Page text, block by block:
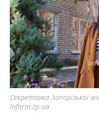
Секретарка Запорізької
Inform.zp.ua